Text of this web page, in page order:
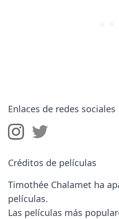
Enlaces de redes sociales
Créditos de películas
Timothée Chalamet ha
películas.
Las películas más